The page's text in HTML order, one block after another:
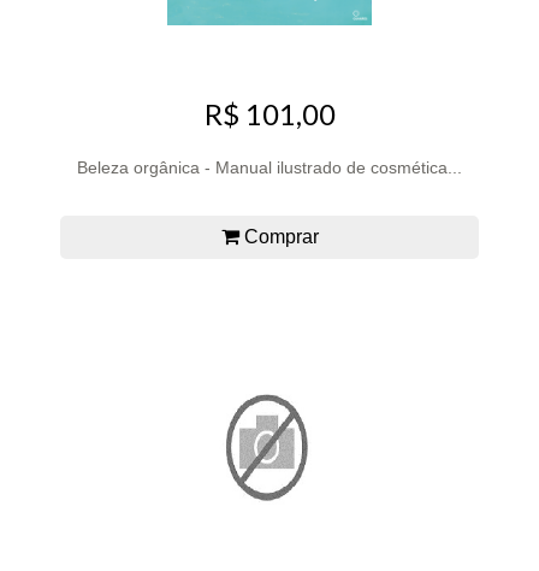
R$ 101,00
Beleza orgânica - Manual ilustrado de cosmética...
Comprar